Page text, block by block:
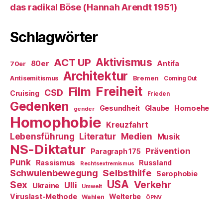
das radikal Böse (Hannah Arendt 1951)
Schlagwörter
70er 80er ACT UP Aktivismus Antifa
Antisemitismus Architektur Bremen Coming Out
Cruising CSD Film Freiheit Frieden
Gedenken gender Gesundheit Glaube Homoehe
Homophobie Kreuzfahrt
Lebensführung Literatur Medien Musik
NS-Diktatur Paragraph 175
Prävention
Punk
Rassismus Rechtsextremismus Russland
Schwulenbewegung Selbsthilfe Serophobie
Sex Ukraine Ulli Umwelt USA Verkehr
Viruslast-Methode Wahlen Welterbe ÖPNV